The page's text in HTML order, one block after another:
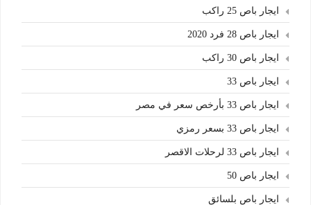
ايجار باص 25 راكب
ايجار باص 28 فرد 2020
ايجار باص 30 راكب
ايجار باص 33
ايجار باص 33 بأرخص سعر في مصر
ايجار باص 33 بسعر رمزي
ايجار باص 33 لرحلات الاقصر
ايجار باص 50
ايجار باص بلسائق